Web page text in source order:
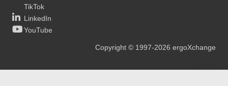
TikTok
LinkedIn
YouTube
Copyright© 1997-2026 ergoXchange